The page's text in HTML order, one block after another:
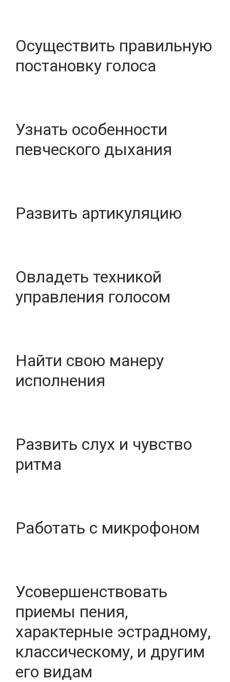
Осуществить правильную
постановку голоса
Узнать особенности
певческого дыхания
Развить артикуляцию
Овладеть техникой
управления голосом
Найти свою манеру
исполнения
Развить слух и чувство
ритма
Работать с микрофоном
Усовершенствовать
приемы пения,
характерные эстрадному,
классическому, и другим
его видам